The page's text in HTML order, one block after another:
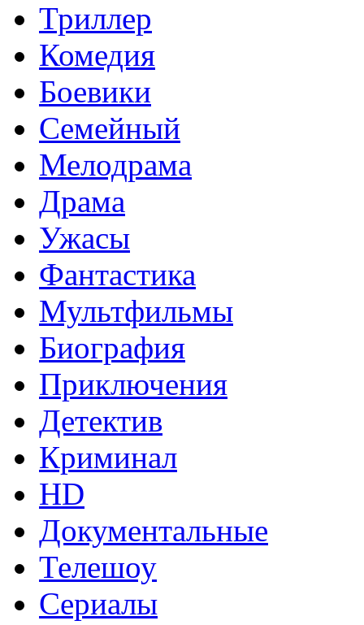
Триллер
Комедия
Боевики
Семейный
Мелодрама
Драма
Ужасы
Фантастика
Мультфильмы
Биография
Приключения
Детектив
Криминал
HD
Документальные
Телешоу
Сериалы